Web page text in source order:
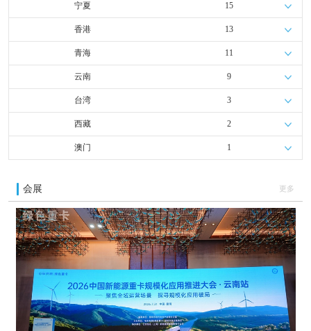
宁夏 15
香港 13
青海 11
云南 9
台湾 3
西藏 2
澳门 1
会展 更多